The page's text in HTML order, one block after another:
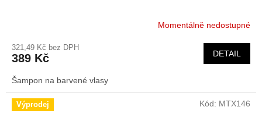
Momentálně nedostupné
321,49 Kč bez DPH
389 Kč DETAIL
Šampon na barvené vlasy
Výprodej Kód: MTX146